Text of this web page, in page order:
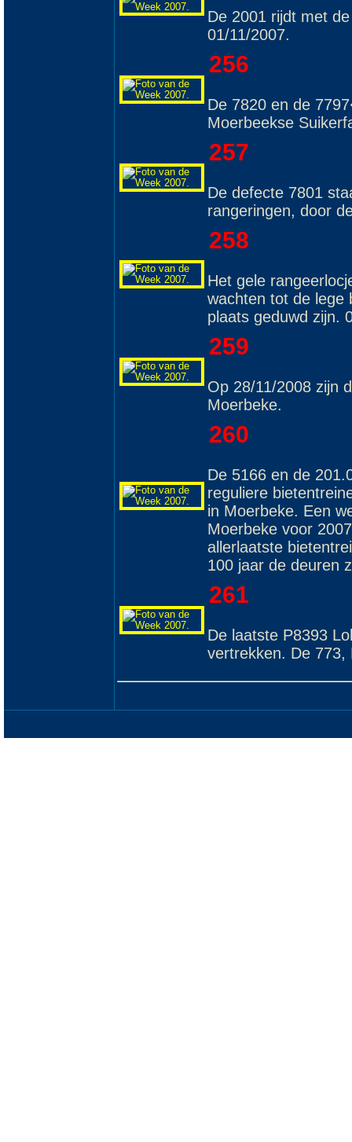
De 2001 rijdt met
01/11/2007.
256
De 7820 en de
Moerbeekse
257
De defecte 7801
rangeringen, door
258
Het gele
wachten tot de lege
plaats geduwd zijn.
259
Op 28/11/2008 zijn
Moerbeke.
260
De 5166 en de
reguliere
in Moerbeke. Een
Moerbeke voor
allerlaatste
100 jaar de deuren
261
De laatste P8393
vertrekken. De 773,